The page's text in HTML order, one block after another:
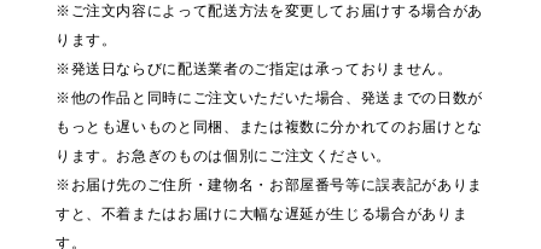
※ご注文内容によって配送方法を変更してお届けする場合があ
ります。
※発送日ならびに配送業者のご指定は承っておりません。
※他の作品と同時にご注文いただいた場合、発送までの日数が
もっとも遅いものと同梱、または複数に分かれてのお届けとな
ります。お急ぎのものは個別にご注文ください。
※お届け先のご住所・建物名・お部屋番号等に誤表記がありま
すと、不着またはお届けに大幅な遅延が生じる場合がありま
す。